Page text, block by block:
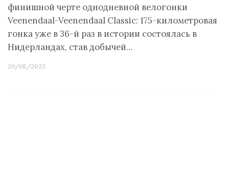
финишной черте однодневной велогонки
Veenendaal-Veenendaal Classic: 175-километровая
гонка уже в 36-й раз в истории состоялась в
Нидерландах, став добычей…
20/05/2023